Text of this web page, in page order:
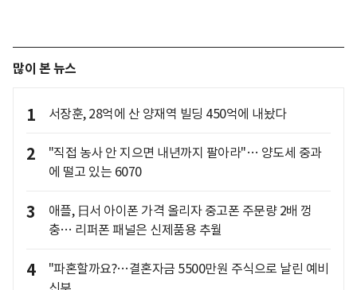
많이 본 뉴스
1 서장훈, 28억에 산 양재역 빌딩 450억에 내놨다
2
"직접 농사 안 지으면 내년까지 팔아라"… 양도세 중과
에 떨고 있는 6070
3
애플, 日서 아이폰 가격 올리자 중고폰 주문량 2배 껑
충… 리퍼폰 패널은 신제품용 추월
4
"파혼할까요?…결혼자금 5500만원 주식으로 날린 예비